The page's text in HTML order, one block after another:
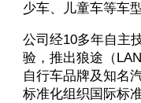
少车、儿童车等车型
公司经10多年自主
验，推出狼途（
自行车品牌及知名
标准化组织国际标